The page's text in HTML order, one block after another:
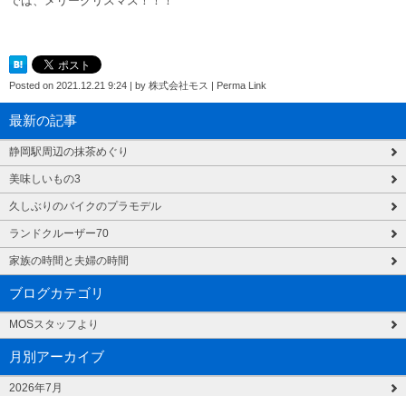
Posted on 2021.12.21 9:24 | by 株式会社モス | Perma Link
最新の記事
静岡駅周辺の抹茶めぐり
美味しいもの3
久しぶりのバイクのプラモデル
ランドクルーザー70
家族の時間と夫婦の時間
ブログカテゴリ
MOSスタッフより
月別アーカイブ
2026年7月